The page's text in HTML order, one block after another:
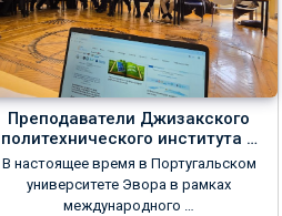
Преподаватели Джизакского
политехнического института …
В настоящее время в Португальском
университете Эвора в рамках
международного …